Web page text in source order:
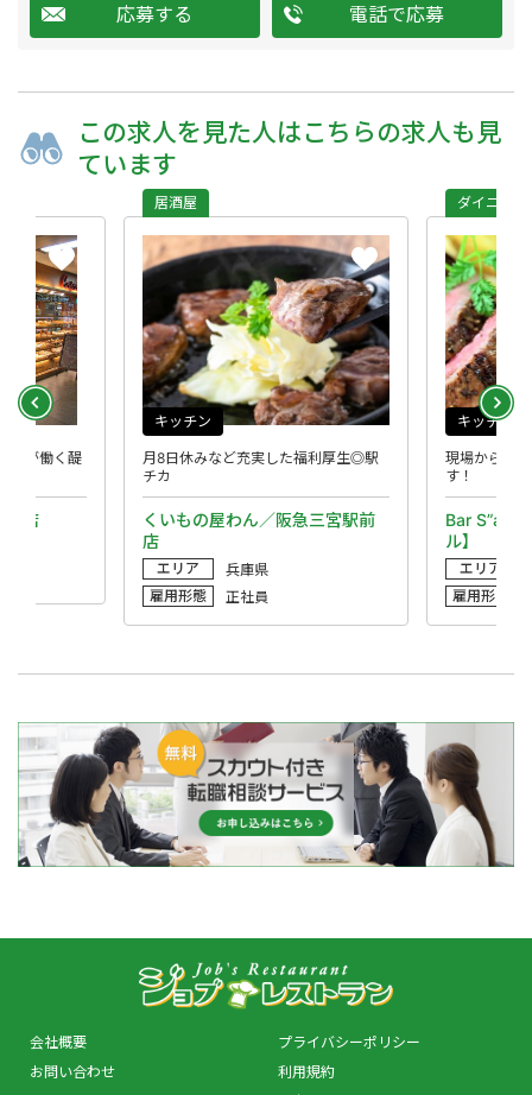
応募する 電話で応募
この求人を 見た人はこちらの求人も 見
ています
く醍
くいもの屋わん／阪急三宮駅前
月8日休みなど充実した福利厚生◎駅
居酒屋
キッチン
エリア
兵庫県
雇用形態
正社員
Bar S”alu 三
現場からのアイデ
ダイニング（和
キッチン
エリア
兵庫
雇用形態
正社
会社概要
お問い合わせ
プライバシーポリシー
利用規約